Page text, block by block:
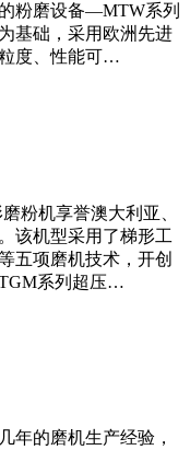
粉磨设备—MTW系列
基础，采用欧洲先进
度、性能可…
粉机享誉澳大利亚、
该机型采用了梯形工
五项磨机技术，开创
系列超压…
年的磨机生产经验，